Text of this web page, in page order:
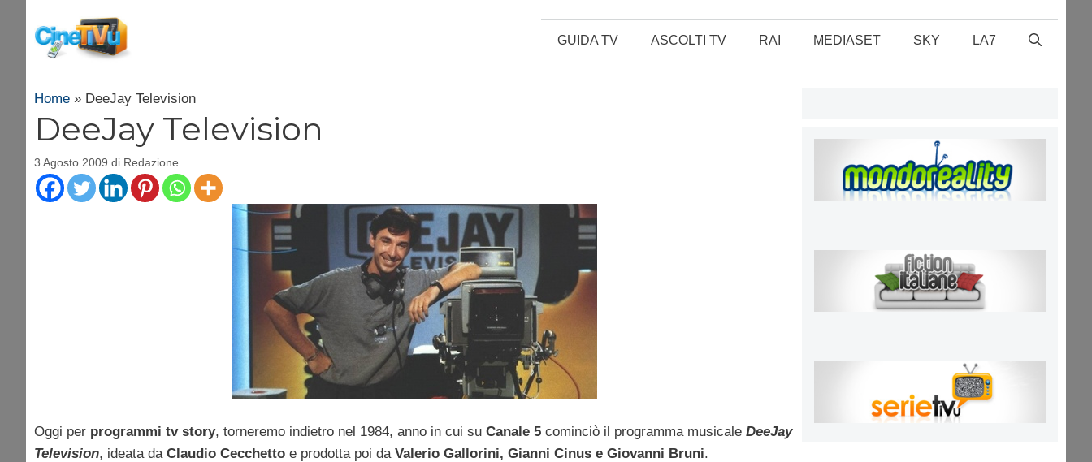
contenuto
GUIDA TV ASCOLTI TV RAI MEDIASET SKY LA7
Home » DeeJay Television
DeeJay Television
3 Agosto 2009 di Redazione
Oggi per programmi tv story, torneremo indietro nel 1984, anno in cui su Canale 5 cominciò il programma musicale DeeJay
Television, ideata da Claudio Cecchetto e prodotta poi da Valerio Gallorini, Gianni Cinus e Giovanni Bruni.